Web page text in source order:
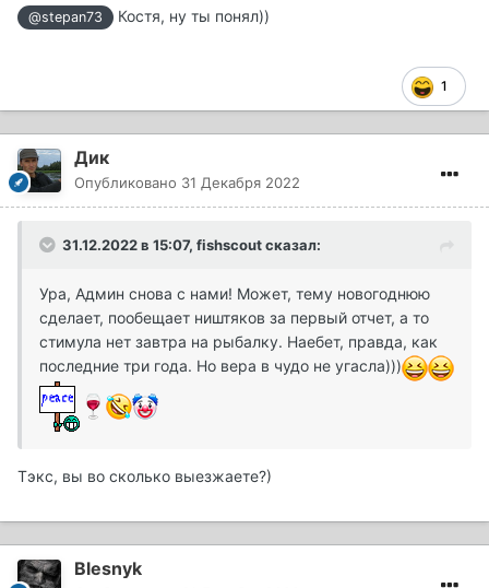
@stepan73 Костя, ну ты понял))
1
Дик
Опубликовано 31 Декабря 2022
31.12.2022 в 15:07, fishscoutсказал:
Ура, Админ снова с нами! Может, тему новогоднюю
сделает, пообещает ништяков за первый отчет, а то
стимула нет завтра на рыбалку. Наебет, правда, как
последние три года. Но вера в чудо не угасла)))
Тэкс, вы во сколько выезжаете?)
Blesnyk